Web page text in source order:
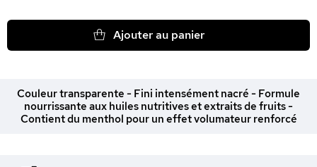
Ajouter au panier
Couleur transparente - Fini intensément nacré - Formule
nourrissante aux huiles nutritives et extraits de fruits -
Contient du menthol pour un effet volumateur renforcé